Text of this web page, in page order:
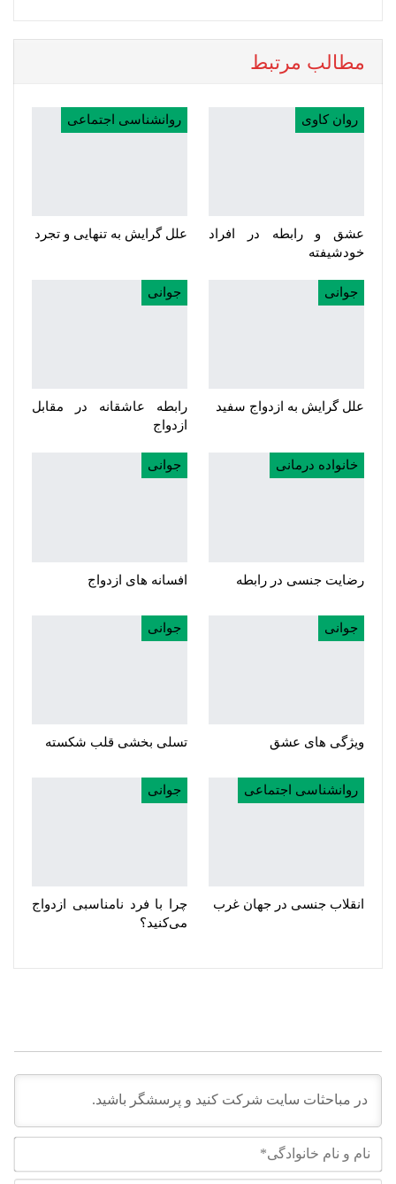
مطالب مرتبط
روان کاوی
عشق و رابطه در افراد
خودشیفته
روانشناسی اجتماعی
علل گرایش به تنهایی و تجرد
جوانی
علل گرایش به ازدواج سفید
جوانی
رابطه عاشقانه در مقابل
ازدواج
خانواده درمانی
رضایت جنسی در رابطه
جوانی
افسانه های ازدواج
جوانی
ویژگی های عشق
جوانی
تسلی بخشی قلب شکسته
روانشناسی اجتماعی
انقلاب جنسی در جهان غرب
جوانی
چرا با فرد نامناسبی ازدواج
می‌کنید؟
نام